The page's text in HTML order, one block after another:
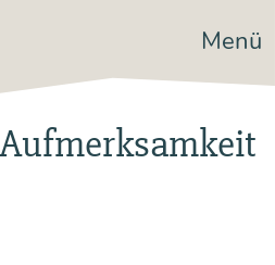
Menü
Aufmerksamkeit